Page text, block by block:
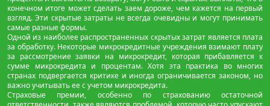
конечном итоге может сделать заем дороже, чем кажется на первый
взгляд. Эти скрытые затраты не всегда очевидны и могут принимать
самые разные формы.
Одной из наиболее распространенных скрытых затрат является плата
за обработку. Некоторые микрокредитные учреждения взимают плату
за рассмотрение заявки на микрокредит, которая прибавляется к
сумме микрокредита и процентам. Хотя эта практика во многих
странах подвергается критике и иногда ограничивается законом, но
важно учитывать ее с учетом микрокредита.
Страховые премии, особенно по страхованию остаточной